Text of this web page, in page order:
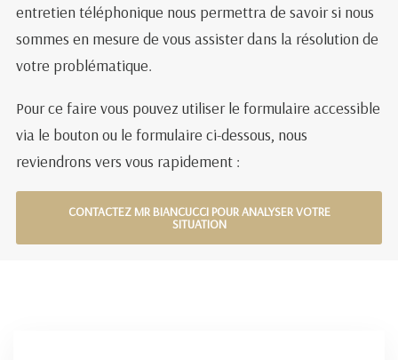
entretien téléphonique nous permettra de savoir si nous
sommes en mesure de vous assister dans la résolution de
votre problématique.
Pour ce faire vous pouvez utiliser le formulaire accessible
via le bouton ou le formulaire ci-dessous, nous
reviendrons vers vous rapidement :
CONTACTEZ MR BIANCUCCI POUR ANALYSER VOTRE
SITUATION